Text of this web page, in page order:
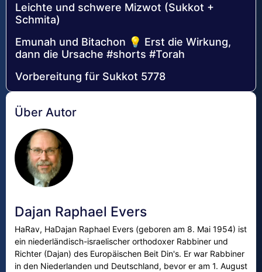
Leichte und schwere Mizwot (Sukkot +
Schmita)
Emunah und Bitachon 💡 Erst die Wirkung,
dann die Ursache #shorts #Torah
Vorbereitung für Sukkot 5778
Über Autor
Dajan Raphael Evers
HaRav, HaDajan Raphael Evers (geboren am 8. Mai 1954) ist
ein niederländisch-israelischer orthodoxer Rabbiner und
Richter (Dajan) des Europäischen Beit Din's. Er war Rabbiner
in den Niederlanden und Deutschland, bevor er am 1. August